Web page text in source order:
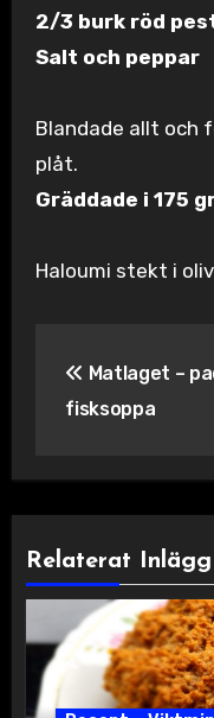
2/3 burk röd
Salt och peppar
Blandade allt och
plåt.
Gräddade i 175
Haloumi stekt i
Matlaget –
fisksoppa
Relaterat Inlägg